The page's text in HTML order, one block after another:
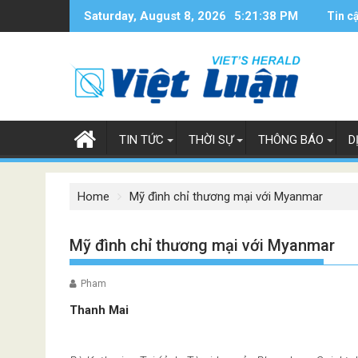
Saturday, August 8, 2026 5:21:39 PM Tin
TIN TỨC THỜI SỰ THÔNG BÁO
Home Mỹ đình chỉ thương mại với Myanmar
Mỹ đình chỉ thương mại với Myanmar
Pham
Thanh Mai